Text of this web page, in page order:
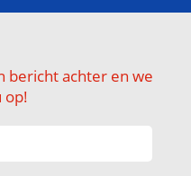
bericht achter en we
op!